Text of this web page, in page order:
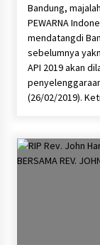
Bandung,
PEWARNA
mendatangdi
sebelumnya
API 2019 akan
(26/02/2019).